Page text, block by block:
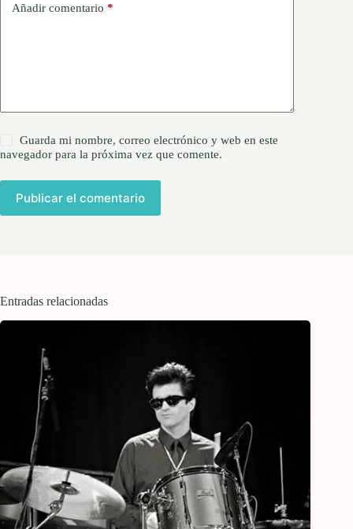
Añadir comentario *
Guarda mi nombre, correo electrónico y web en este
navegador para la próxima vez que comente.
Publicar el comentario
Entradas relacionadas